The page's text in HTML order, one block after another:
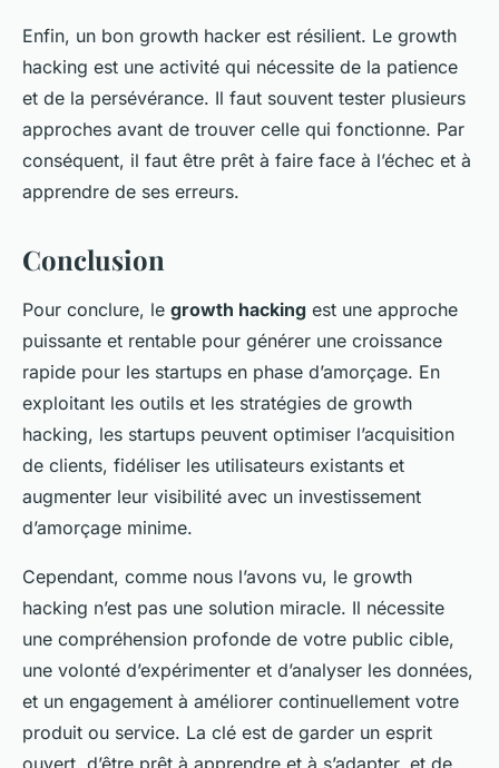
Enfin, un bon growth hacker est résilient. Le growth
hacking est une activité qui nécessite de la patience
et de la persévérance. Il faut souvent tester plusieurs
approches avant de trouver celle qui fonctionne. Par
conséquent, il faut être prêt à faire face à l’échec et à
apprendre de ses erreurs.
Conclusion
Pour conclure, le growth hacking est une approche
puissante et rentable pour générer une croissance
rapide pour les startups en phase d’amorçage. En
exploitant les outils et les stratégies de growth
hacking, les startups peuvent optimiser l’acquisition
de clients, fidéliser les utilisateurs existants et
augmenter leur visibilité avec un investissement
d’amorçage minime.
Cependant, comme nous l’avons vu, le growth
hacking n’est pas une solution miracle. Il nécessite
une compréhension profonde de votre public cible,
une volonté d’expérimenter et d’analyser les données,
et un engagement à améliorer continuellement votre
produit ou service. La clé est de garder un esprit